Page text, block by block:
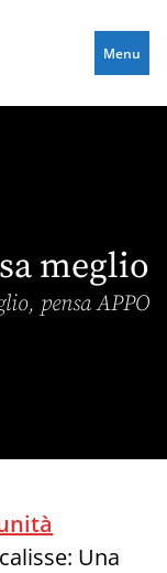
Menu
meglio
pensa APPO
Una